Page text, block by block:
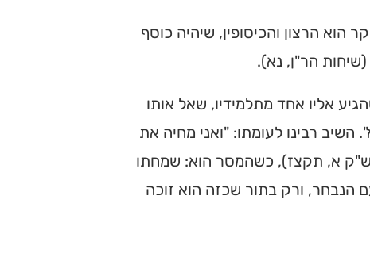
הוא הרצון והכיסופין, שיהיה כוסף
(שיחות הר"ן, נא).
אליו אחד מתלמידיו, שאל אותו
רבינו לעומתו: "ואני מחיה את
א, תקצז), כשהמסר הוא: שמחתו
הנבחר, ורק בתור שכזה הוא זוכה